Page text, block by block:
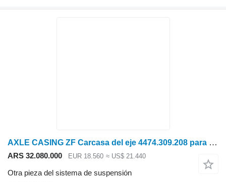
AXLE CASING ZF Carcasa del eje 4474.309.208 para tractor de ruedas
ARS 32.080.000 EUR 18.560 ≈ US$ 21.440
Otra pieza del sistema de suspensión